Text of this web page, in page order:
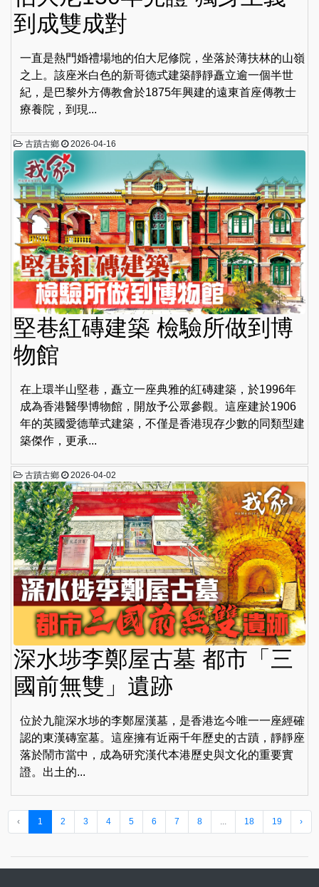
到成雙成對
一直是熱門婚禮場地的伯大尼修院，坐落於薄扶林的山嶺
之上。該座米白色的新哥德式建築靜靜矗立逾一個半世
紀，是巴黎外方傳教會於1875年興建的遠東首座傳教士
療養院，到現...
古蹟古鄉 2026-04-16
堅巷紅磚建築 檢驗所做到博
物館
在上環半山堅巷，矗立一座典雅的紅磚建築，於1996年
成為香港醫學博物館，開放予公眾參觀。這座建於1906
年的英國愛德華式建築，不僅是香港現存少數的同類型建
築傑作，更承...
古蹟古鄉 2026-04-02
深水埗李鄭屋古墓 都市「三
國前無雙」遺跡
位於九龍深水埗的李鄭屋漢墓，是香港迄今唯一一座經確
認的東漢磚室墓。這座擁有近兩千年歷史的古蹟，靜靜座
落於鬧市當中，成為研究漢代本港歷史與文化的重要實
證。出土的...
‹ 1 2 3 4 5 6 7 8 18 19 ›